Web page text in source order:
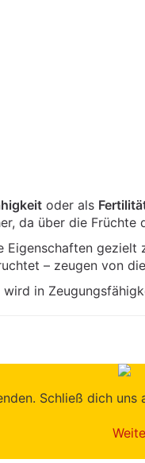
oder als
da über die
– zeugen von
in
Schließ dich